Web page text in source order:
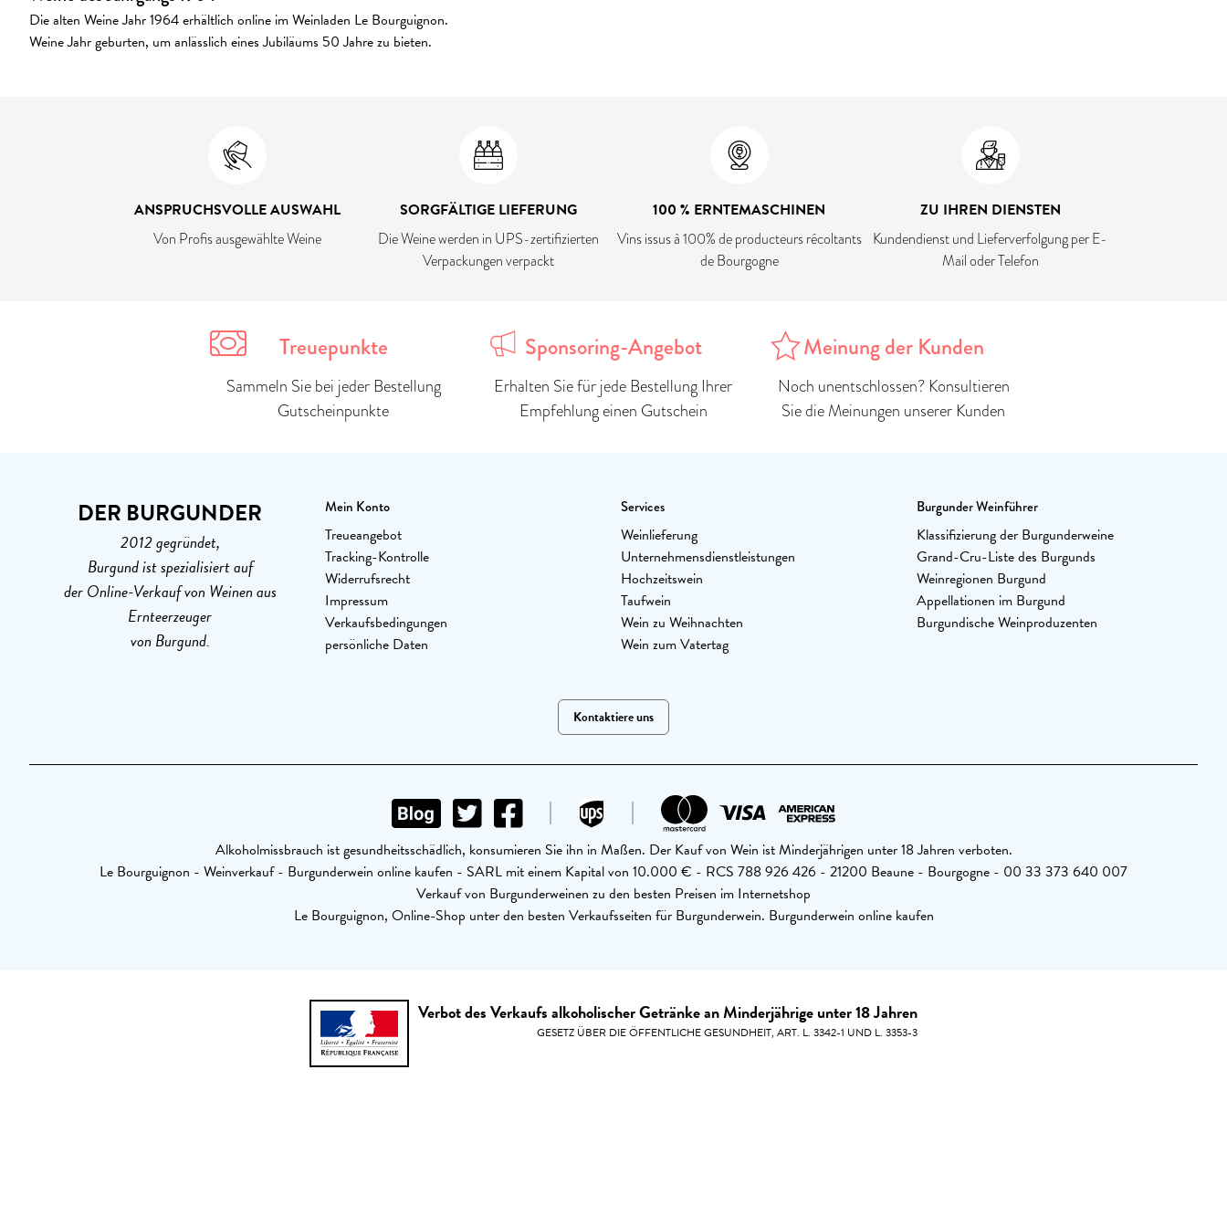
Die alten Weine Jahr 1964 erhältlich online im Weinladen Le Bourguignon.
Weine Jahr geburten, um anlässlich eines Jubiläums 50 Jahre zu bieten.
ANSPRUCHSVOLLE AUSWAHL
Von Profis ausgewählte Weine
SORGFÄLTIGE LIEFERUNG
Die Weine werden in UPS-zertifizierten
Verpackungen verpackt
100 % ERNTEMASCHINEN
Vins issus à 100% de producteurs récoltants
de Bourgogne
ZU IHREN DIENSTEN
Kundendienst und Lieferverfolgung per E-
Mail oder Telefon
Treuepunkte
Sammeln Sie bei jeder Bestellung
Gutscheinpunkte
Sponsoring-Angebot
Erhalten Sie für jede Bestellung Ihrer
Empfehlung einen Gutschein
Meinung der Kunden
Noch unentschlossen? Konsultieren
Sie die Meinungen unserer Kunden
DER BURGUNDER
2012 gegründet,
Burgund ist spezialisiert auf
der Online-Verkauf von Weinen aus
Ernteerzeuger
von Burgund.
Mein Konto
Treueangebot
Tracking-Kontrolle
Widerrufsrecht
Impressum
Verkaufsbedingungen
persönliche Daten
Services
Weinlieferung
Unternehmensdienstleistungen
Hochzeitswein
Taufwein
Wein zu Weihnachten
Wein zum Vatertag
Burgunder Weinführer
Klassifizierung der Burgunderweine
Grand-Cru-Liste des Burgunds
Weinregionen Burgund
Appellationen im Burgund
Burgundische Weinproduzenten
Kontaktiere uns
Alkoholmissbrauch ist gesundheitsschädlich, konsumieren Sie ihn in Maßen. Der Kauf von Wein ist Minderjährigen unter 18 Jahren verboten.
Le Bourguignon - Weinverkauf - Burgunderwein online kaufen - SARL mit einem Kapital von 10.000 € - RCS 788 926 426 - 21200 Beaune - Bourgogne - 00 33 373 640 007
Verkauf von Burgunderweinen zu den besten Preisen im Internetshop
Le Bourguignon, Online-Shop unter den besten Verkaufsseiten für Burgunderwein. Burgunderwein online kaufen
Verbot des Verkaufs alkoholischer Getränke an Minderjährige unter 18 Jahren
GESETZ ÜBER DIE ÖFFENTLICHE GESUNDHEIT, ART. L. 3342-1 UND L. 3353-3